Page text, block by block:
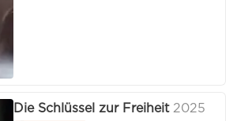
Die Schlüssel zur Freiheit 2025